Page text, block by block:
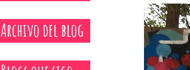
Archivo del blog